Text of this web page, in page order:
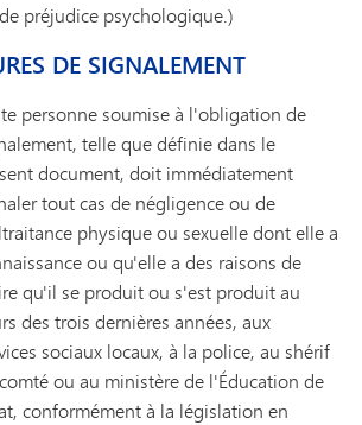
préjudice psychologique.)
DE SIGNALEMENT
personne soumise à l'obligation de
telle que définie dans le
document, doit immédiatement
tout cas de négligence ou de
physique ou sexuelle dont elle a
ou qu'elle a des raisons de
qu'il se produit ou s'est produit au
des trois dernières années, aux
sociaux locaux, à la police, au shérif
ou au ministère de l'Éducation de
conformément à la législation en